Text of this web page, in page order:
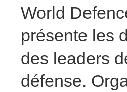
World
présente les
des leaders
défense.